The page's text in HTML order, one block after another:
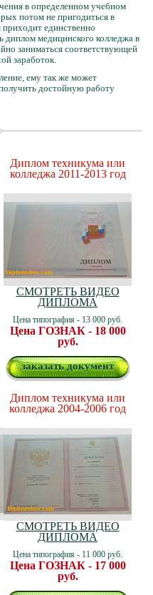
в определенном учебном
потом не пригодиться в
приходит единственно
диплом медицинского колледжа в
заниматься соответствующей
заработок.
ему так же может
достойную работу
Диплом техникума или
колледжа 2011-2013 год
СМОТРЕТЬ ВИДЕО
ДИПЛОМА
Цена типография - 13 000 руб.
Цена ГОЗНАК - 18 000
руб.
заказать документ
Диплом техникума или
колледжа 2004-2006 год
СМОТРЕТЬ ВИДЕО
ДИПЛОМА
Цена типография - 11 000 руб.
Цена ГОЗНАК - 17 000
руб.